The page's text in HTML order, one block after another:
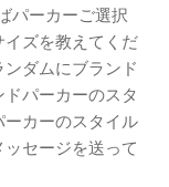
パーカーご選択
ズを教えてくだ
ダムにブランド
パーカーのスタ
カーのスタイル
セージを送って